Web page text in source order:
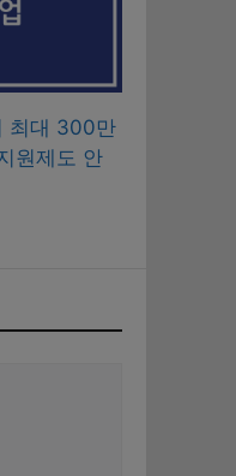
최대 300만
원제도 안